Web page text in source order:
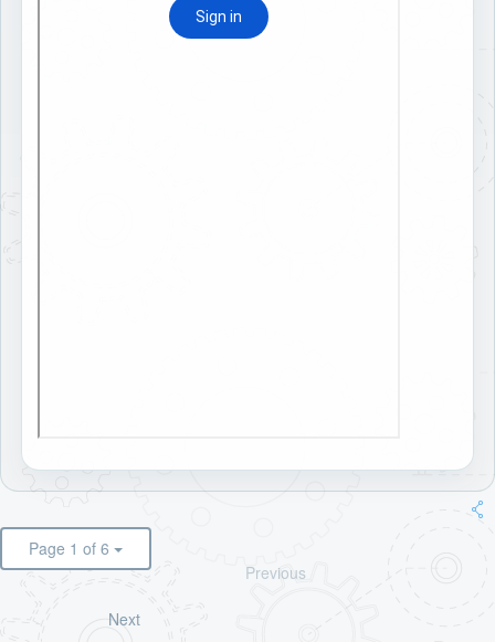
Page 1 of 6
Previous
Next